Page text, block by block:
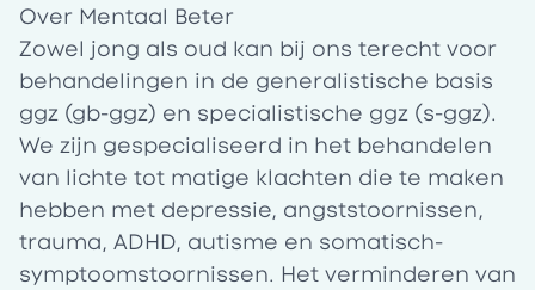
Over Mentaal Beter
Zowel jong als oud kan bij ons terecht voor
behandelingen in de generalistische basis
ggz (gb-ggz) en specialistische ggz (s-ggz).
We zijn gespecialiseerd in het behandelen
van lichte tot matige klachten die te maken
hebben met depressie, angststoornissen,
trauma, ADHD, autisme en somatisch-
symptoomstoornissen. Het verminderen van